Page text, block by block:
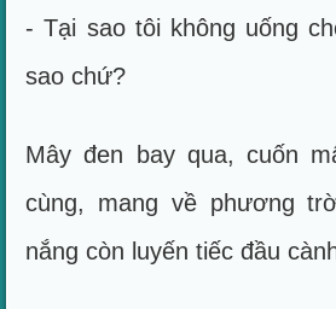
- Tại sao tôi không uống
sao chứ?
Mây đen bay qua, cuốn
cùng, mang về phương
nắng còn luyến tiếc đầu